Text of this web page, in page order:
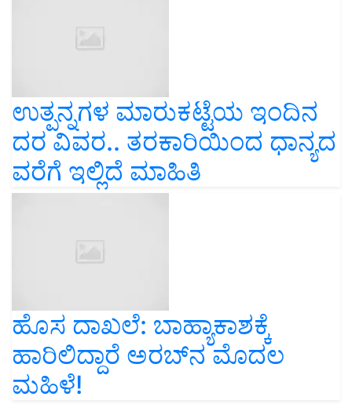
ಉತ್ಪನ್ನಗಳ ಮಾರುಕಟ್ಟೆಯ ಇಂದಿನ
ದರ ವಿವರ.. ತರಕಾರಿಯಿಂದ ಧಾನ್ಯದ
ವರೆಗೆ ಇಲ್ಲಿದೆ ಮಾಹಿತಿ
ಹೊಸ ದಾಖಲೆ: ಬಾಹ್ಯಾಕಾಶಕ್ಕೆ
ಹಾರಿಲಿದ್ದಾರೆ ಅರಬ್‌ನ ಮೊದಲ
ಮಹಿಳೆ!